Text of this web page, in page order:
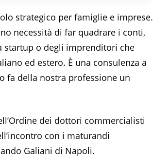
strategico per famiglie e imprese.
necessità di far quadrare i conti,
startup o degli imprenditori che
ed estero. È una consulenza a
fa della nostra professione un
dei dottori commercialisti
con i maturandi
Galiani di Napoli.